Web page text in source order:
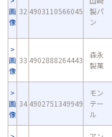
画
像
32 4903110566045
製パ
ン
画
像
33 4902888264443
森永
製菓
画
像
34 4902751349949
モン
テー
ル